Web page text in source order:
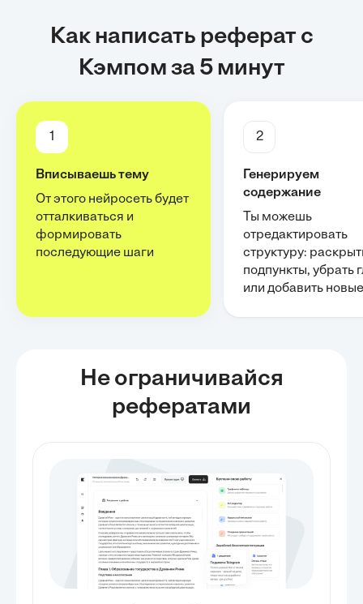
Как написать реферат с
Кэмпом за 5 минут
1
Вписываешь тему
От этого нейросеть будет
отталкиваться и
формировать
последующие шаги
2
Генерируем
содержание
Ты можешь
отредактировать
структуру:
подпункты, убрать
или добавить новые
Не ограничивайся
рефератами